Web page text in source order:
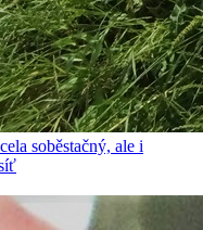
soběstačný, ale i